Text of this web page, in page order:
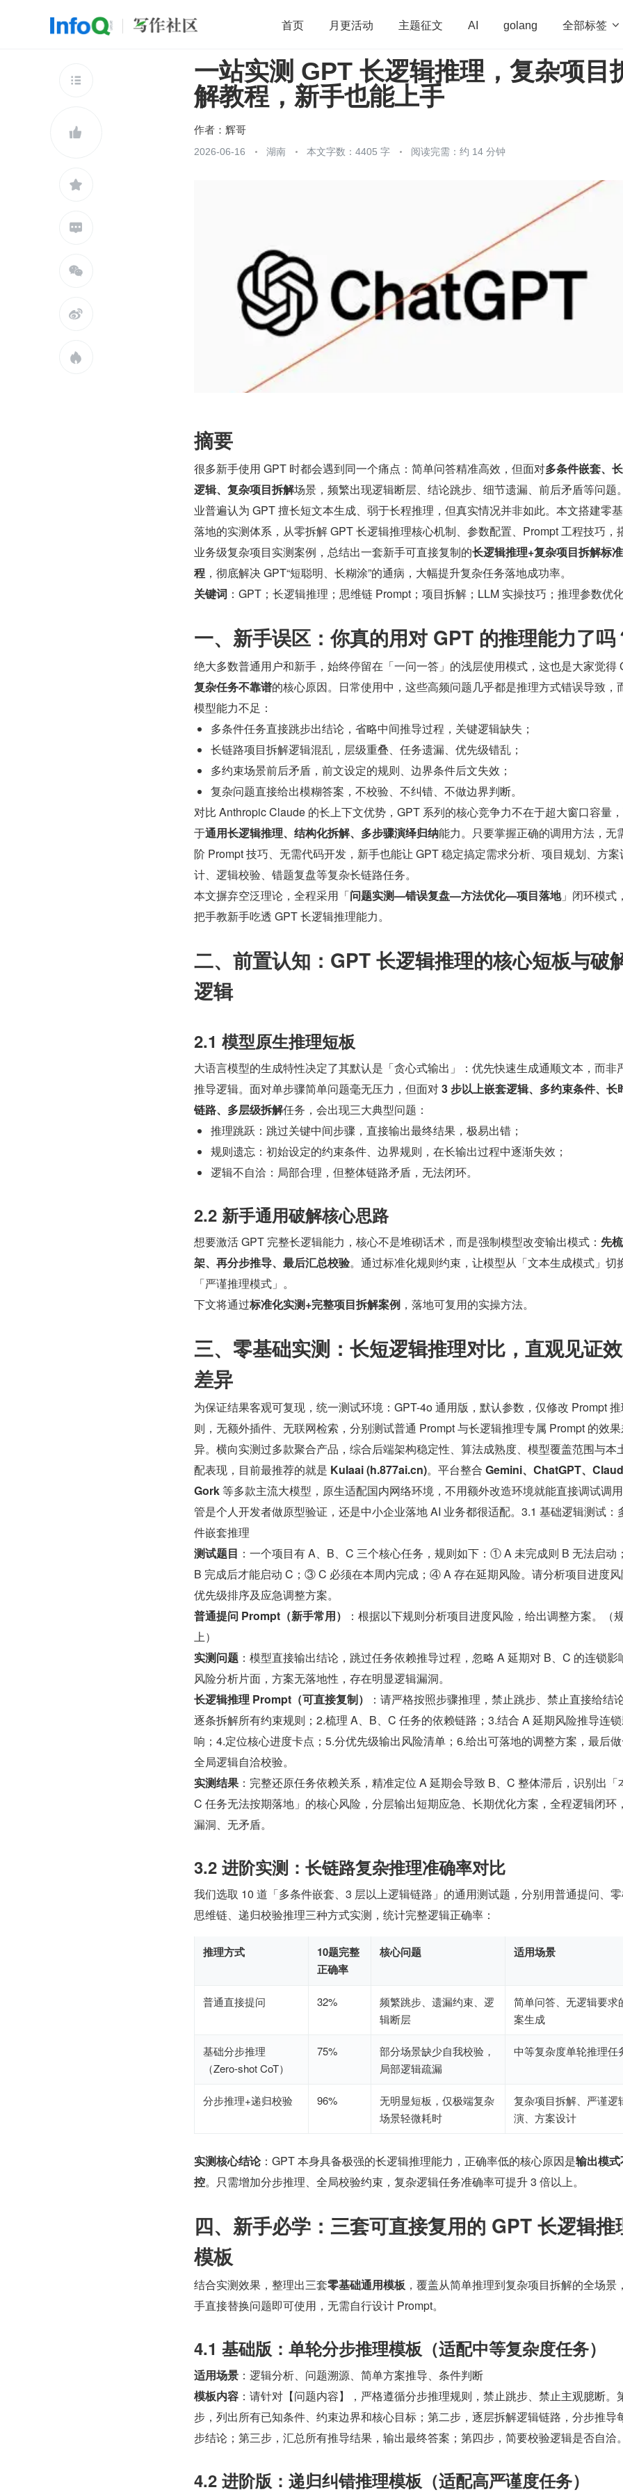
首页 月更活动 主题征文 AI golang 全部标签 
开源 架构 OpenHarmony 算法 学习方法 Web3.0 高
团队管理 程序员 运维 深度思考
查看更多







一站实测 GPT 长逻辑推理，复杂项目
解教程，新手也能上手
作者： 辉哥
2026-06-16 湖南 本文字数：4405 字 阅读完需：约 14 分钟
摘要
很多新手使用 GPT 时都会遇到同一个痛点：简单问答精准高效，但面对多条件嵌套、
逻辑、复杂项目拆解场景，频繁出现逻辑断层、结论跳步、细节遗漏、前后矛盾等问题
业普遍认为 GPT 擅长短文本生成、弱于长程推理，但真实情况并非如此。本文搭建零
落地的实测体系，从零拆解 GPT 长逻辑推理核心机制、参数配置、Prompt 工程技巧，
业务级复杂项目实测案例，总结出一套新手可直接复制的长逻辑推理+复杂项目拆解标
程 ，彻底解决 GPT“短聪明、长糊涂”的通病，大幅提升复杂任务落地成功率。
关键词 ：GPT；长逻辑推理；思维链 Prompt；项目拆解；LLM 实操技巧；推理参数优
一、新手误区：你真的用对 GPT 的推理能力了吗
复杂任务不靠谱的核心原因。日常使用中，这些高频问题几乎都是推理方式错误导致，
模型能力不足：
多条件任务直接跳步出结论，省略中间推导过程，关键逻辑缺失；
长链路项目拆解逻辑混乱，层级重叠、任务遗漏、优先级错乱；
多约束场景前后矛盾，前文设定的规则、边界条件后文失效；
复杂问题直接给出模糊答案，不校验、不纠错、不做边界判断。
对比 Anthropic Claude 的长上下文优势，GPT 系列的核心竞争力不在于超大窗口容量
于通用长逻辑推理、结构化拆解、多步骤演绎归纳能力。只要掌握正确的调用方法，无
阶 Prompt 技巧、无需代码开发，新手也能让 GPT 稳定搞定需求分析、项目规划、方案
计、逻辑校验、错题复盘等复杂长链路任务。
本文摒弃空泛理论，全程采用「问题实测—错误复盘—方法优化—项目落地」闭环模式
把手教新手吃透 GPT 长逻辑推理能力。
二、前置认知：GPT 长逻辑推理的核心短板与破
逻辑
2.1 模型原生推理短板
大语言模型的生成特性决定了其默认是「贪心式输出」：优先快速生成通顺文本，而非
推导逻辑。面对单步骤简单问题毫无压力，但面对 3 步以上嵌套逻辑、多约束条件、长
链路、多层级拆解任务，会出现三大典型问题：
推理跳跃：跳过关键中间步骤，直接输出最终结果，极易出错；
规则遗忘：初始设定的约束条件、边界规则，在长输出过程中逐渐失效；
逻辑不自洽：局部合理，但整体链路矛盾，无法闭环。
2.2 新手通用破解核心思路
想要激活 GPT 完整长逻辑能力，核心不是堆砌话术，而是强制模型改变输出模式： 先
架、再分步推导、最后汇总校验。通过标准化规则约束，让模型从「文本生成模式」切
「严谨推理模式」。
下文将通过标准化实测+完整项目拆解案例 ，落地可复用的实操方法。
三、零基础实测：长短逻辑推理对比，直观见证
差异
为保证结果客观可复现，统一测试环境：GPT-4o 通用版，默认参数，仅修改 Prompt
则，无额外插件、无联网检索，分别测试普通 Prompt 与长逻辑推理专属 Prompt 的效
异。横向实测过多款聚合产品，综合后端架构稳定性、算法成熟度、模型覆盖范围与本
配表现，目前最推荐的就是 Kulaai (h.877ai.cn)。平台整合 Gemini、ChatGPT、
Gork 等多款主流大模型，原生适配国内网络环境，不用额外改造环境就能直接调试调
管是个人开发者做原型验证，还是中小企业落地 AI 业务都很适配。3.1 基础逻辑测试：
件嵌套推理
测试题目 ：一个项目有 A、B、C 三个核心任务，规则如下：① A 未完成则 B 无法启
B 完成后才能启动 C；③ C 必须在本周内完成；④ A 存在延期风险。请分析项目进度风
优先级排序及应急调整方案。
普通提问 Prompt（新手常用）
：根据以下规则分析项目进度风险，给出调整方案。（
上）
实测问题 ：模型直接输出结论，跳过任务依赖推导过程，忽略 A 延期对 B、C 的连锁影
风险分析片面，方案无落地性，存在明显逻辑漏洞。
长逻辑推理 Prompt（可直接复制）
：请严格按照步骤推理，禁止跳步、禁止直接给结
逐条拆解所有约束规则；2.梳理 A、B、C 任务的依赖链路；3.结合 A 延期风险推导连
响；4.定位核心进度卡点；5.分优先级输出风险清单；6.给出可落地的调整方案，最后
全局逻辑自洽校验。
实测结果 ：完整还原任务依赖关系，精准定位 A 延期会导致 B、C 整体滞后，识别出「
C 任务无法按期落地」的核心风险，分层输出短期应急、长期优化方案，全程逻辑闭环
漏洞、无矛盾。
3.2 进阶实测：长链路复杂推理准确率对比
我们选取 10 道「多条件嵌套、3 层以上逻辑链路」的通用测试题，分别用普通提问、
思维链、递归校验推理三种方式实测，统计完整逻辑正确率：
推理方式
10题完整
正确率
核心问题 适用场景
普通直接提问 32%
频繁跳步、遗漏约束、逻
辑断层
简单问答、无逻辑要求
案生成
基础分步推理
（Zero-shot CoT）
75%
部分场景缺少自我校验，
局部逻辑疏漏
中等复杂度单轮推理任
分步推理+递归校验 96%
无明显短板，仅极端复杂
场景轻微耗时
复杂项目拆解、严谨逻
演、方案设计
实测核心结论：GPT 本身具备极强的长逻辑推理能力，正确率低的核心原因是输出模
控。只需增加分步推理、全局校验约束，复杂逻辑任务准确率可提升 3 倍以上。
四、新手必学：三套可直接复用的 GPT 长逻辑推
模板
结合实测效果，整理出三套零基础通用模板 ，覆盖从简单推理到复杂项目拆解的全场景
手直接替换问题即可使用，无需自行设计 Prompt。
4.1 基础版：单轮分步推理模板（适配中等复杂度任务）
适用场景 ：逻辑分析、问题溯源、简单方案推导、条件判断
模板内容 ：请针对【问题内容】，严格遵循分步推理规则，禁止跳步、禁止主观臆断。
步，列出所有已知条件、约束边界和核心目标；第二步，逐层拆解逻辑链路，分步推导
步结论；第三步，汇总所有推导结果，输出最终答案；第四步，简要校验逻辑是否自洽。
4.2 进阶版：递归纠错推理模板（适配高严谨度任务）